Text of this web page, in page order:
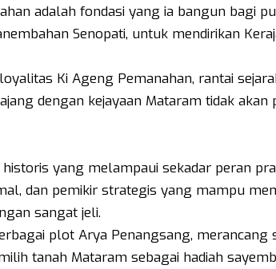
adalah fondasi yang ia bangun bagi
Senopati, untuk mendirikan
Ki Ageng Pemanahan, rantai
dengan kejayaan Mataram tidak akan
yang melampaui sekadar peran
dan pemikir strategis yang mampu
sangat jeli.
plot Arya Penangsang, merancang
tanah Mataram sebagai hadiah